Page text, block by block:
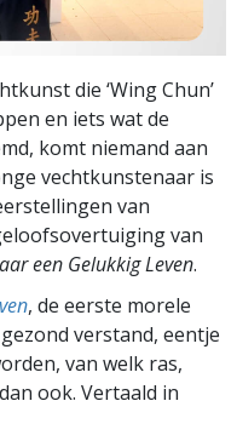
die ‘Wing Chun’
en iets wat de
komt niemand aan
vechtkunstenaar is
van
van
een Gelukkig Leven.
, de eerste morele
verstand, eentje
van welk ras,
ook. Vertaald in